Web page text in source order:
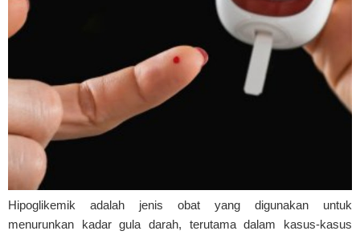
Hipoglikemik adalah jenis obat yang digunakan untuk
menurunkan kadar gula darah, terutama dalam kasus-kasus